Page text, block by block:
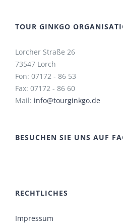
TOUR GINKGO
Lorcher Straße 26
73547 Lorch
Fon: 07172 - 86 53
Fax: 07172 - 86 60
Mail: info@tourginkgo.de
BESUCHEN SIE UNS AUF
RECHTLICHES
Impressum